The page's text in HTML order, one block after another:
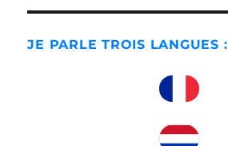
JE PARLE TROIS LANGUES :